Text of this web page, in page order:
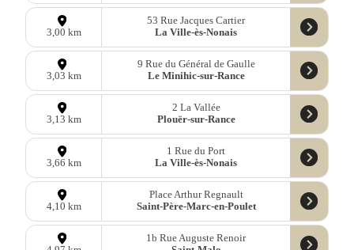
3,00 km
53 Rue Jacques Cartier
La Ville-ès-Nonais
3,03 km
9 Rue du Général de Gaulle
Le Minihic-sur-Rance
3,13 km
2 La Vallée
Plouër-sur-Rance
3,66 km
1 Rue du Port
La Ville-ès-Nonais
4,10 km
Place Arthur Regnault
Saint-Père-Marc-en-Poulet
1b Rue Auguste Renoir